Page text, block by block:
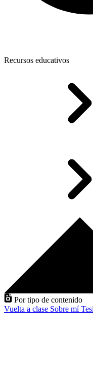
Recursos educativos
Por tipo de contenido
Vuelta a clase Sobre mí